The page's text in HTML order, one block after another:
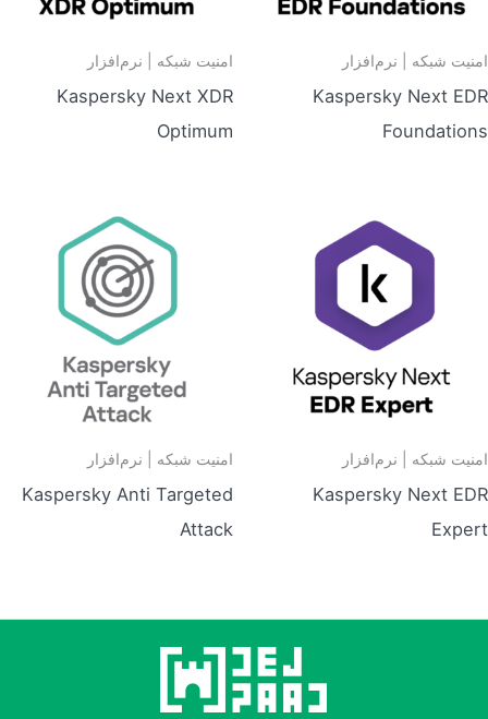
امنیت شبکه | نرم‌افزار
Kaspersky Next EDR
Foundations
امنیت شبکه | نرم‌افزار
Kaspersky Next XDR
Optimum
امنیت شبکه | نرم‌افزار
Kaspersky Next EDR
Expert
امنیت شبکه | نرم‌افزار
Kaspersky Anti Targeted
Attack